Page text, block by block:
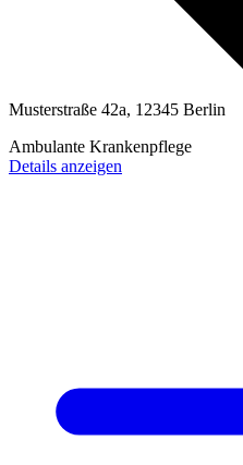
Musterstraße 42a, 12345 Berlin
Ambulante Krankenpflege
Details anzeigen